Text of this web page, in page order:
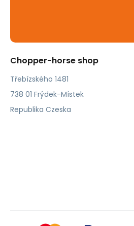
Chopper-horse shop
Třebízského 1481
738 01 Frýdek-Místek
Republika Czeska